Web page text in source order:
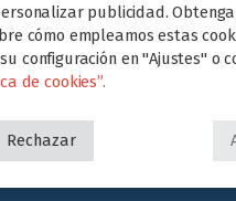
publicidad.
cómo empleamos estas
configuración en "Ajustes" o
de cookies”.
Rechazar